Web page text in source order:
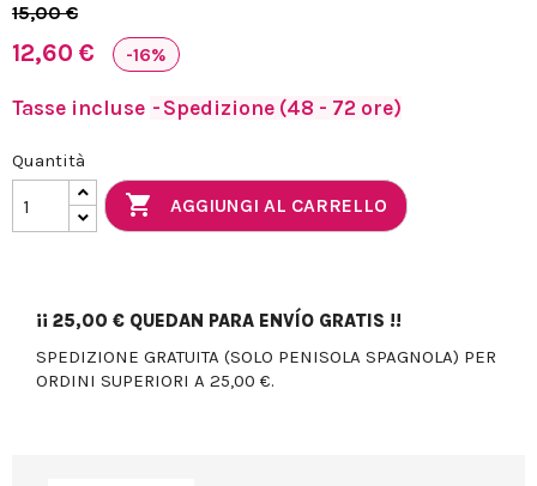
15,00 €
12,60 € -16%
Tasse incluse Spedizione (48 - 72 ore)
Quantità
 AGGIUNGI AL CARRELLO
¡¡ 25,00 € QUEDAN PARA ENVÍO GRATIS !!
SPEDIZIONE GRATUITA (SOLO PENISOLA SPAGNOLA) PER
ORDINI SUPERIORI A 25,00 €.